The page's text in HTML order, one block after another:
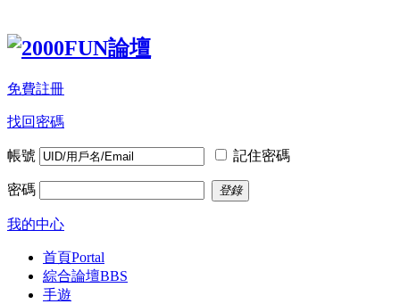
免費註冊
找回密碼
帳號 記住密碼
密碼 登錄
我的中心
首頁Portal
綜合論壇BBS
手遊